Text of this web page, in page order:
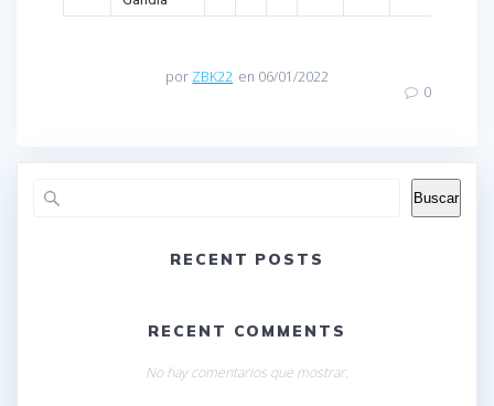
por ZBK22 en 06/01/2022
0
Buscar
RECENT POSTS
RECENT COMMENTS
No hay comentarios que mostrar.